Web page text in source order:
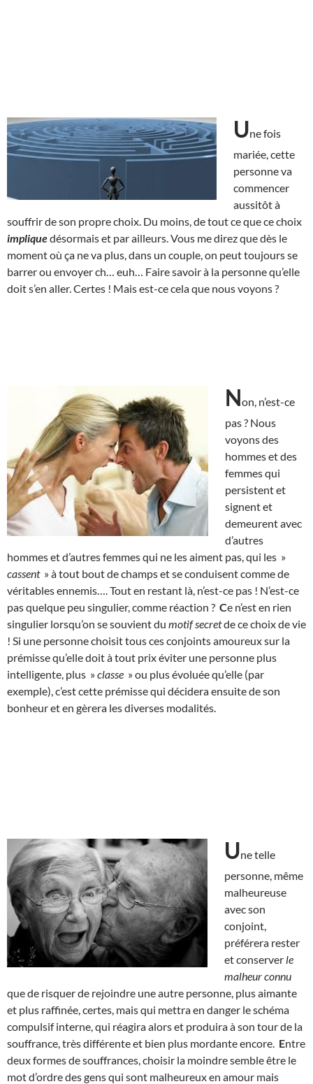
Une fois
mariée, cette
personne va
commencer
aussitôt à
souffrir de son propre choix. Du moins, de tout ce que ce choix
impliquedésormais et par ailleurs. Vous me direz que dès le
moment où ça ne va plus, dans un couple, on peut toujours se
barrer ou envoyer ch… euh… Faire savoir à la personne qu’elle
doit s’en aller. Certes ! Mais est-ce cela que nous voyons ?
Non, n’est-ce
pas ? Nous
voyons des
hommes et des
femmes qui
persistent et
signent et
demeurent avec
d’autres
hommes et d’autres femmes qui ne les aiment pas, qui les »
cassent» à tout bout de champs et se conduisent comme de
véritables ennemis…. Tout en restant là, n’est-ce pas ! N’est-ce
pas quelque peu singulier, comme réaction ? Ce n’est en rien
singulier lorsqu’on se souvient du motif secretde ce choix de vie
! Si une personne choisit tous ces conjoints amoureux sur la
prémisse qu’elle doit à tout prix éviter une personne plus
intelligente, plus »classe » ou plus évoluée qu’elle (par
exemple), c’est cette prémisse qui décidera ensuite de son
bonheur et en gèrera les diverses modalités.
Une telle
personne, même
malheureuse
avec son
conjoint,
préférera rester
et conserver le
malheur connu
que de risquer de rejoindre une autre personne, plus aimante
et plus raffinée, certes, mais qui mettra en danger le schéma
compulsif interne, qui réagira alors et produira à son tour de la
souffrance, très différente et bien plus mordante encore. Entre
deux formes de souffrances, choisir la moindre semble être le
mot d’ordre des gens qui sont malheureux en amour mais